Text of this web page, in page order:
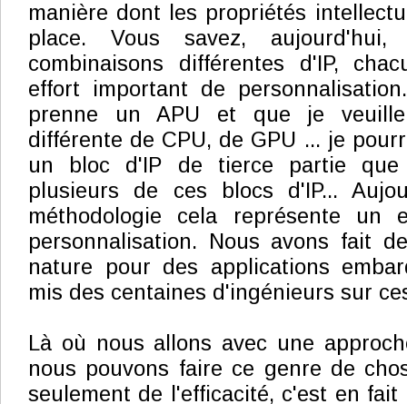
manière dont les propriétés
place. Vous savez,
combinaisons différentes d'IP,
effort important de
prenne un APU et que je veuille
différente de CPU, de GPU ... je
un bloc d'IP de tierce partie
plusieurs de ces blocs d'IP...
méthodologie cela représente un
personnalisation. Nous avons fait
nature pour des applications
mis des centaines d'ingénieurs sur
Là où nous allons avec une
nous pouvons faire ce genre de
seulement de l'efficacité, c'est en